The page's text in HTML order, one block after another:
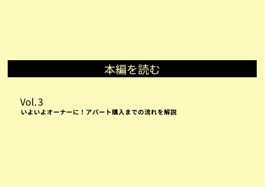
本編を読む
Vol.3
いよいよオーナーに！アパート購入までの流れを解説